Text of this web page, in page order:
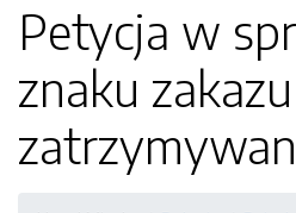
Petycja w
znaku zakazu